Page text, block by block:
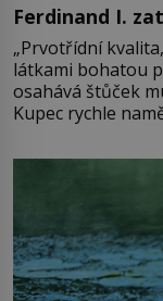
Ferdinand I.
„Prvotřídní
látkami bohatou
osahává štůček
Kupec rychle
milostpaní. Stačí
množství
Vezme do ruky